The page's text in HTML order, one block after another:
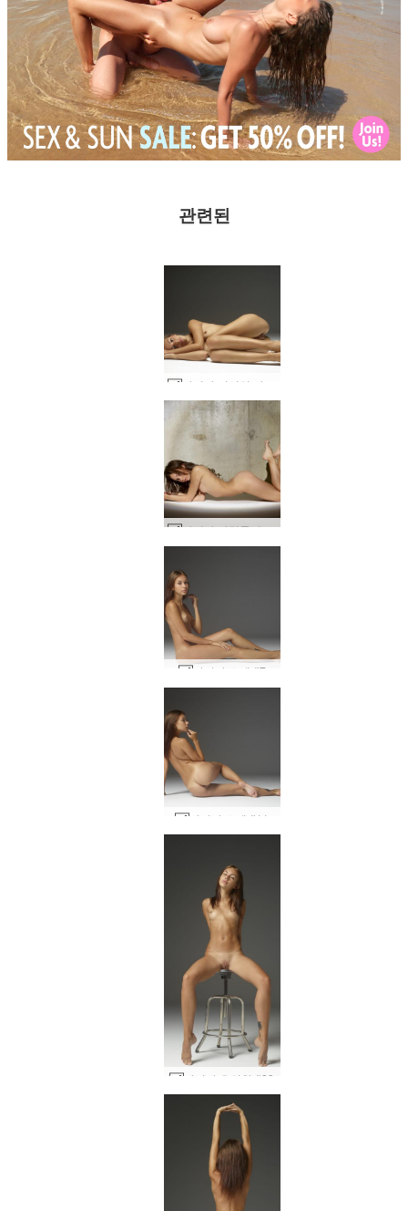
관련된
카리나 바람둥이 #44
카리나 소개 #7
카리나 소개 #11
카리나 초상화 #38